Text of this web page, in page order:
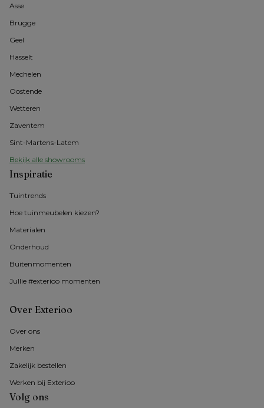
Asse
Brugge
Geel
Hasselt
Mechelen
Oostende
Wetteren
Zaventem
Sint-Martens-Latem
Bekijk alle showrooms
Inspiratie
Tuintrends
Hoe tuinmeubelen kiezen?
Materialen
Onderhoud
Buitenmomenten
Jullie #exterioo momenten
Over Exterioo
Over ons
Merken
Zakelijk bestellen
Werken bij Exterioo
Volg ons